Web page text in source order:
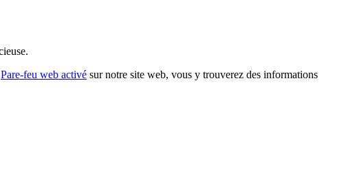
Pare-feu web activé sur notre site web, vous y trouverez des informations